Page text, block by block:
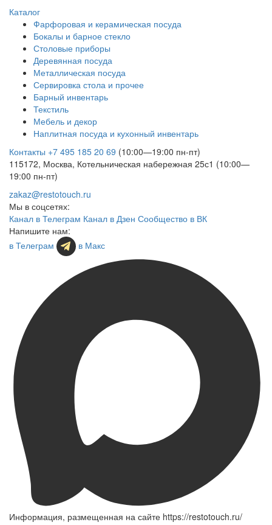
Каталог
Фарфоровая и керамическая посуда
Бокалы и барное стекло
Столовые приборы
Деревянная посуда
Металлическая посуда
Сервировка стола и прочее
Барный инвентарь
Текстиль
Мебель и декор
Наплитная посуда и кухонный инвентарь
Контакты +7 495 185 20 69 (10:00—19:00 пн-пт)
115172, Москва, Котельническая набережная 25с1 (10:00—
19:00 пн-пт)
zakaz@restotouch.ru
Мы в соцсетях:
Канал в Телеграм Канал в Дзен Сообщество в ВК
Напишите нам:
в Телеграм
в Макс
Информация, размещенная на сайте https://restotouch.ru/